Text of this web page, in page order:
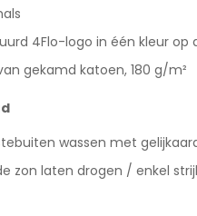
4Flo-logo in één kleur op
gekamd katoen, 180 g/m²
wassen met
zon laten drogen / enkel